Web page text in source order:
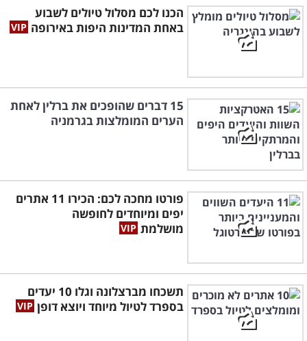
הכנו לכם מסלול טיולים לשבוע
באחת המדינות היפות באירופה
15 דברים שהופכים את ברלין לאחת
הערים המומלצות בגרמניה
פורטו מחכה לכם: הכירו 11 אתרים
יפים ומיוחדים לחופשה
מושלמת
תשכחו מברצלונה וגלו 10 יעדים
בספרד לטיול מיוחד ויוצא דופן